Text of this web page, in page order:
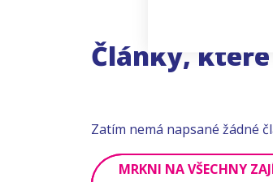
Články,
Zatím nemá napsané žádné
MRKNI NA VŠECHNY